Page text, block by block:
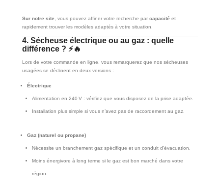
Sur notre site, vous pouvez affiner votre recherche par capacité et
rapidement trouver les modèles adaptés à votre situation.
4. Sécheuse électrique ou au gaz : quelle
différence ? ⚡🔥
Lors de votre commande en ligne, vous remarquerez que nos sécheuses
usagées se déclinent en deux versions :
Électrique
Alimentation en 240 V : vérifiez que vous disposez de la prise adaptée.
Installation plus simple si vous n’avez pas de raccordement au gaz.
Gaz (naturel ou propane)
Nécessite un branchement gaz spécifique et un conduit d’évacuation.
Moins énergivore à long terme si le gaz est bon marché dans votre
région.